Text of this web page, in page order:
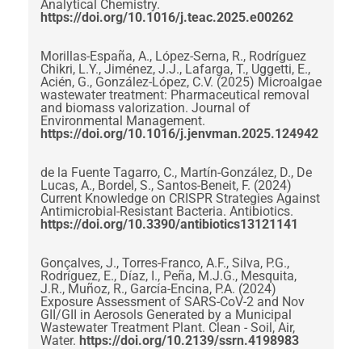
Analytical Chemistry.
https://doi.org/10.1016/j.teac.2025.e00262
Morillas-España, A., López-Serna, R., Rodríguez
Chikri, L.Y., Jiménez, J.J., Lafarga, T., Uggetti, E.,
Acién, G., González-López, C.V. (2025) Microalgae
wastewater treatment: Pharmaceutical removal
and biomass valorization. Journal of
Environmental Management.
https://doi.org/10.1016/j.jenvman.2025.124942
de la Fuente Tagarro, C., Martín-González, D., De
Lucas, A., Bordel, S., Santos-Beneit, F. (2024)
Current Knowledge on CRISPR Strategies Against
Antimicrobial-Resistant Bacteria. Antibiotics.
https://doi.org/10.3390/antibiotics13121141
Gonçalves, J., Torres-Franco, A.F., Silva, P.G.,
Rodríguez, E., Díaz, I., Peña, M.J.G., Mesquita,
J.R., Muñoz, R., García-Encina, P.A. (2024)
Exposure Assessment of SARS-CoV-2 and Nov
GII/GII in Aerosols Generated by a Municipal
Wastewater Treatment Plant. Clean - Soil, Air,
Water. https://doi.org/10.2139/ssrn.4198983